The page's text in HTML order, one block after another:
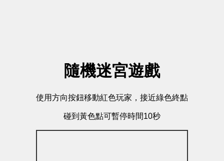
隨機迷宮遊戲
使用方向按鈕移動紅色玩家，接近綠色終點
碰到黃色點可暫停時間10秒